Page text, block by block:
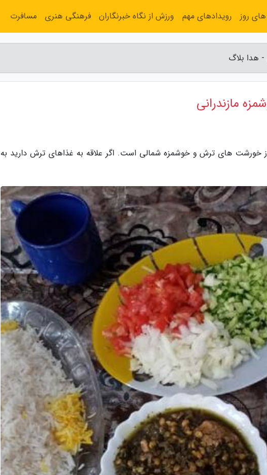
هدا بلاگ
مازندرانی
خورشت های ترش و خوشمزه شمالی است. اگر علاقه به غذاهای ترش دارید به
روز رویدادهای مهم ورزش از نگاه خبرنگاران فرهنگی هنری مسافرت